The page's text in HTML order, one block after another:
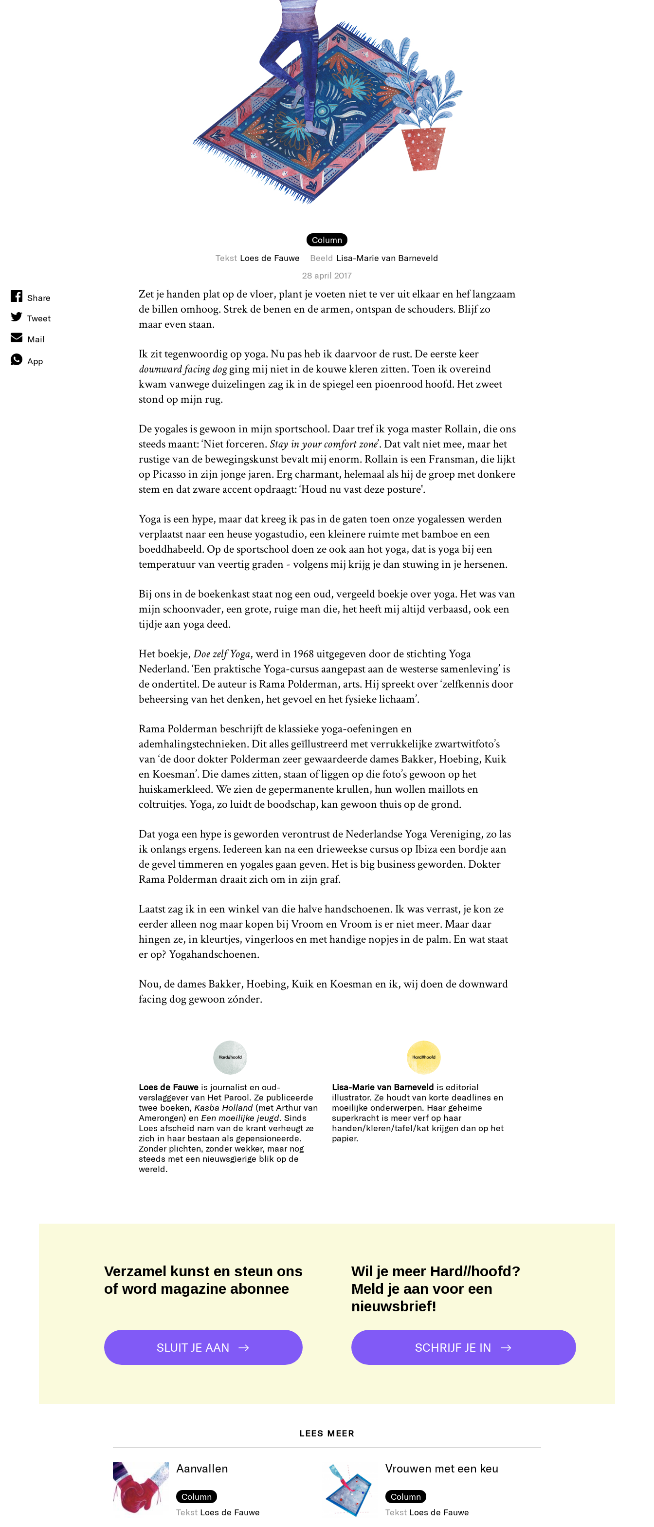
Column
Tekst Loes de Fauwe Beeld Lisa-Marie van Barneveld
28 april 2017
Zet je handen plat op de vloer, plant je voeten niet te ver uit elkaar en hef langzaam
de billen omhoog. Strek de benen en de armen, ontspan de schouders. Blijf zo
maar even staan.
Ik zit tegenwoordig op yoga. Nu pas heb ik daarvoor de rust. De eerste keer
downward facing dogging mij niet in de kouwe kleren zitten. Toen ik overeind
kwam vanwege duizelingen zag ik in de spiegel een pioenrood hoofd. Het zweet
stond op mijn rug.
De yogales is gewoon in mijn sportschool. Daar tref ik yoga master Rollain, die ons
steeds maant: ‘Niet forceren. Stay in your comfort zone’. Dat valt niet mee, maar het
rustige van de bewegingskunst bevalt mij enorm. Rollain is een Fransman, die lijkt
op Picasso in zijn jonge jaren. Erg charmant, helemaal als hij de groep met donkere
stem en dat zware accent opdraagt: ‘Houd nu vast deze posture'.
Yoga is een hype, maar dat kreeg ik pas in de gaten toen onze yogalessen werden
verplaatst naar een heuse yogastudio, een kleinere ruimte met bamboe en een
boeddhabeeld. Op de sportschool doen ze ook aan hot yoga, dat is yoga bij een
temperatuur van veertig graden - volgens mij krijg je dan stuwing in je hersenen.
Bij ons in de boekenkast staat nog een oud, vergeeld boekje over yoga. Het was van
mijn schoonvader, een grote, ruige man die, het heeft mij altijd verbaasd, ook een
tijdje aan yoga deed.
Het boekje,Doe zelf Yoga, werd in 1968 uitgegeven door de stichting Yoga
Nederland. ‘Een praktische Yoga-cursus aangepast aan de westerse samenleving’ is
de ondertitel. De auteur is Rama Polderman, arts. Hij spreekt over ‘zelfkennis door
beheersing van het denken, het gevoel en het fysieke lichaam’.
Rama Polderman beschrijft de klassieke yoga-oefeningen en
ademhalingstechnieken. Dit alles geïllustreerd met verrukkelijke zwartwitfoto’s
van ‘de door dokter Polderman zeer gewaardeerde dames Bakker, Hoebing, Kuik
en Koesman’. Die dames zitten, staan of liggen op die foto’s gewoon op het
huiskamerkleed. We zien de gepermanente krullen, hun wollen maillots en
coltruitjes. Yoga, zo luidt de boodschap, kan gewoon thuis op de grond.
Dat yoga een hype is geworden verontrust de Nederlandse Yoga Vereniging, zo las
ik onlangs ergens. Iedereen kan na een drieweekse cursus op Ibiza een bordje aan
de gevel timmeren en yogales gaan geven. Het is big business geworden. Dokter
Rama Polderman draait zich om in zijn graf.
Laatst zag ik in een winkel van die halve handschoenen. Ik was verrast, je kon ze
eerder alleen nog maar kopen bij Vroom en Vroom is er niet meer. Maar daar
hingen ze, in kleurtjes, vingerloos en met handige nopjes in de palm. En wat staat
er op? Yogahandschoenen.
Nou, de dames Bakker, Hoebing, Kuik en Koesman en ik, wij doen de downward
facing dog gewoon zónder.
Share
Tweet
Mail
App
Loes de Fauweis journalist en oud-
verslaggever van Het Parool. Ze publiceerde
twee boeken, Kasba Holland(met Arthur van
Amerongen) en Een moeilijke jeugd. Sinds
Loes afscheid nam van de krant verheugt ze
zich in haar bestaan als gepensioneerde.
Zonder plichten, zonder wekker, maar nog
steeds met een nieuwsgierige blik op de
wereld.
Lisa-Marie van Barneveld is editorial
illustrator. Ze houdt van korte deadlines en
moeilijke onderwerpen. Haar geheime
superkracht is meer verf op haar
handen/kleren/tafel/kat krijgen dan op het
papier.
Verzamel kunst en steun ons
of word magazine abonnee
SLUIT JE AAN
Wil je meer Hard//hoofd?
Meld je aan voor een
nieuwsbrief!
SCHRIJF JE IN
LEES MEER
Aanvallen
Column
Tekst Loes de Fauwe
Vrouwen met een keu
Column
TekstLoes de Fauwe